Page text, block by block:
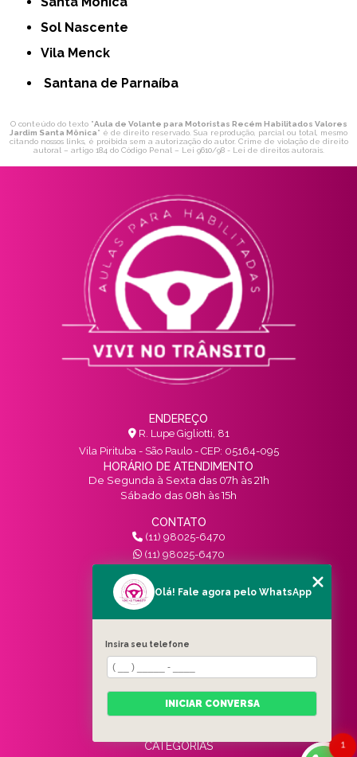
Sol Nascente
Vila Menck
Santana de Parnaíba
O conteúdo do texto "Aula de Volante para Motoristas Recém Habilitados Valores
Jardim Santa Mônica" é de direito reservado. Sua reprodução, parcial ou total, mesmo
citando nossos links, é proibida sem a autorização do autor. Crime de violação de direito
autoral – artigo 184 do Código Penal – Lei 9610/98 - Lei de direitos autorais.
ENDEREÇO
R. Lupe Gigliotti, 81
Vila Pirituba - São Paulo - CEP: 05164-095
HORÁRIO DE ATENDIMENTO
De Segunda à Sexta das 07h às 21h
Sábado das 08h às 15h
CONTATO
(11) 98025-6470
(11) 98025-6470
contato@vivinotransito.com.br
SIGA-NOS!
MENU
HOME
QUEM SOMOS
SERVIÇOS
BLOG
CATEGORIAS
1
Olá! Fale agora pelo WhatsApp
Insira seu telefone
INICIAR CONVERSA